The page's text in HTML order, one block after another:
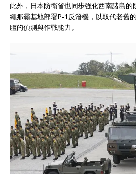
此外，日本防衛省也同步強化西南諸島的
繩那霸基地部署P-1反潛機，以取代老舊
艦的偵測與作戰能力。